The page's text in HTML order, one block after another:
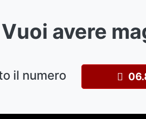
Vuoi avere
il numero